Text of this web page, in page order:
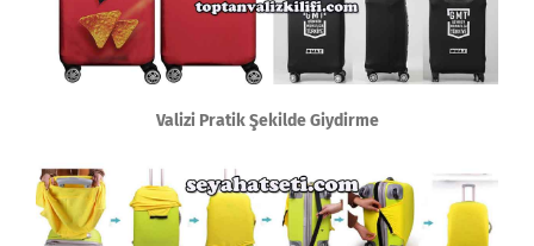
Valizi Pratik Şekilde Giydirme